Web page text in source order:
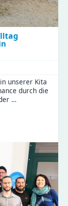
unserer Kita
durch die
…